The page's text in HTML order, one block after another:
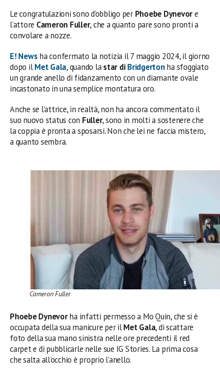
Le congratulazioni sono d’obbligo per Phoebe Dynevore
l’attore Cameron Fuller, che a quanto pare sono pronti a
convolare a nozze.
E! News ha confermato la notizia il 7 maggio 2024, il giorno
dopo ilMet Gala, quando lastar diBridgertonha sfoggiato
un grande anello di fidanzamento con un diamante ovale
incastonato in una semplice montatura oro.
Anche se l’attrice, in realtà, non ha ancora commentato il
suo nuovo status con Fuller, sono in molti a sostenere che
la coppia è pronta a sposarsi. Non che lei ne faccia mistero,
a quanto sembra.
Cameron Fuller
Phoebe Dynevorha infatti permesso a Mo Quin, che si è
occupata della sua manicure per ilMet Gala, di scattare
foto della sua mano sinistra nelle ore precedenti il red
carpet e di pubblicarle nelle sue IG Stories. La prima cosa
che salta all’occhio è proprio l’anello.